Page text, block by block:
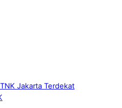
Jakarta Terdekat